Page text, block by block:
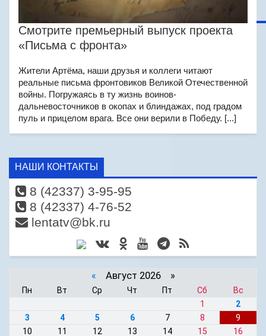
Смотрите премьерный выпуск проекта
«Письма с фронта»
Жители Артёма, наши друзья и коллеги читают
реальные письма фронтовиков Великой Отечественной
войны. Погружаясь в ту жизнь воинов-
дальневосточников в окопах и блиндажах, под градом
пуль и прицелом врага. Все они верили в Победу. [...]
НАШИ КОНТАКТЫ
8 (42337) 3-95-95
8 (42337) 4-76-52
lentatv@bk.ru
« Август 2026 »
Пн Вт Ср Чт Пт Сб
Вс
1
2
3
4 5 6 7 8
9
10
11 12 13 14 15
16